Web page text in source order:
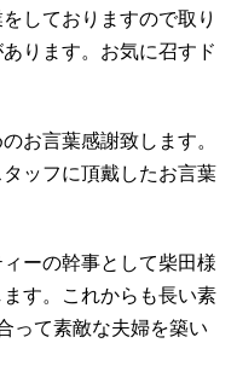
しておりますので取り
ります。お気に召すド
お言葉感謝致します。
ッフに頂戴したお言葉
ーの幹事として柴田様
す。これからも長い素
って素敵な夫婦を築い